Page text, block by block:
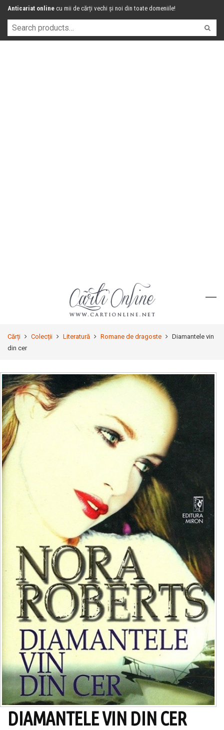
Anticariat online cu mii de cărți vechi și noi din toate domeniile!
Cărți Colecții Literatură Romane de dragoste
Diamantele vin
din cer
DIAMANTELE VIN DIN CER